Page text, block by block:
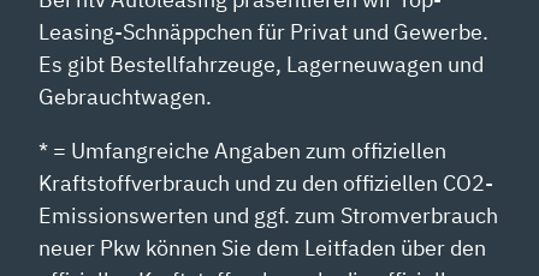
Leasing-Schnäppchen für Privat und Gewerbe.
Es gibt Bestellfahrzeuge, Lagerneuwagen und
Gebrauchtwagen.
* = Umfangreiche Angaben zum offiziellen
Kraftstoffverbrauch und zu den offiziellen CO2-
Emissionswerten und ggf. zum Stromverbrauch
neuer Pkw können Sie dem Leitfaden über den